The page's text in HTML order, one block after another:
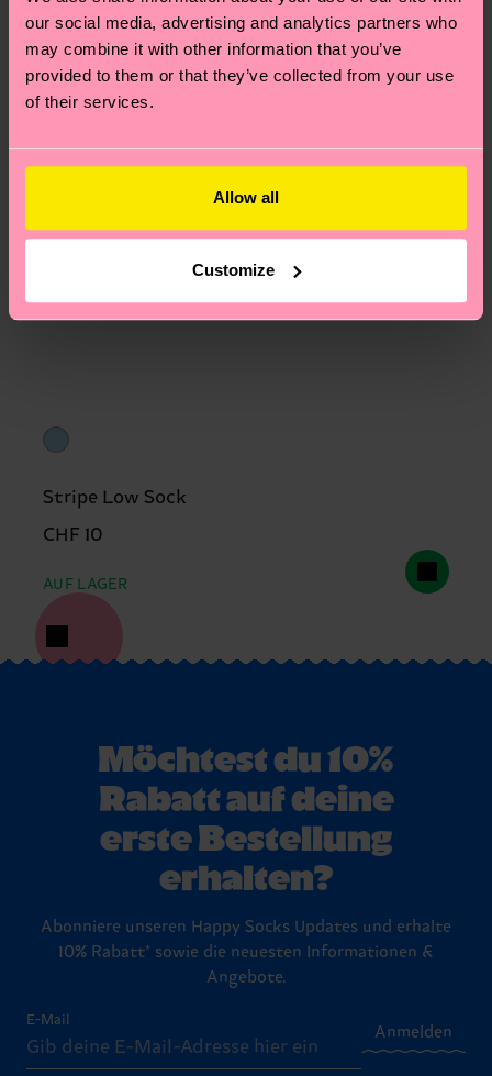
our social media, advertising and analytics partners who
may combine it with other information that you’ve
provided to them or that they’ve collected from your use
of their services.
Allow all
Customize
am häufigsten gestellten Fragen.
Stripe Low Sock
CHF 10
AUF LAGER
Möchtest du 10%
Rabatt auf deine
erste Bestellung
erhalten?
Abonniere unseren Happy Socks Updates und erhalte
10% Rabatt* sowie die neuesten Informationen &
Angebote.
E-Mail
Anmelden